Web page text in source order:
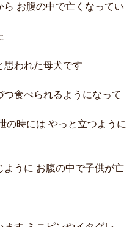
お腹の中で亡くなってい
われた母犬です
食べられるようになって
の時には やっと立つように
うに お腹の中で子供が亡